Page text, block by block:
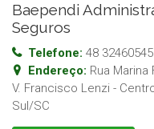
Baependi
Seguros
Telefone: 48 32460545
Endereço: Rua
V. Francisco Lenzi -
Sul/SC